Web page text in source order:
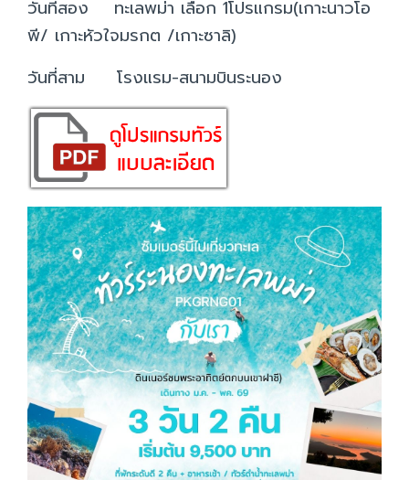
วันที่สอง ทะเลพม่า เลือก 1โปรแกรม(เกาะนาวโอ
พี/ เกาะหัวใจมรกต /เกาะซาลิ)
วันที่สาม โรงแรม-สนามบินระนอง